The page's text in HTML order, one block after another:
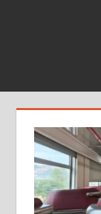
&
Bahn
unterwegs